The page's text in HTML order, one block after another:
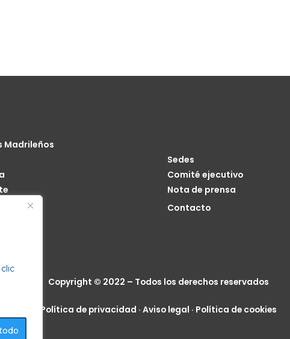
Madrileños
Sedes
Comité ejecutivo
Nota de prensa
Contacto
Copyright © 2022 – Todos los derechos reservados
Política de privacidad · Aviso legal · Política de cookies